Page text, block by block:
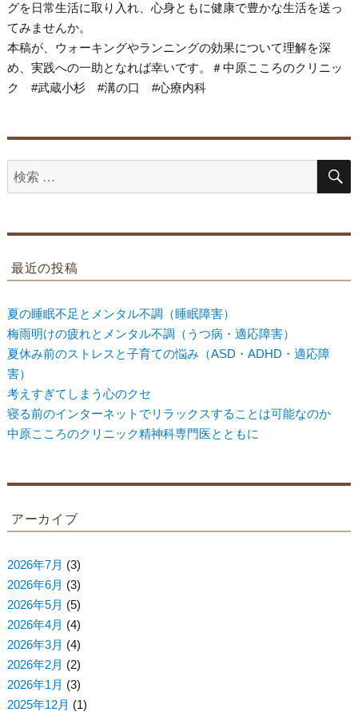
グを日常生活に取り入れ、心身ともに健康で豊かな生活を送っ
てみませんか。
本稿が、ウォーキングやランニングの効果について理解を深
め、実践への一助となれば幸いです。＃中原こころのクリニッ
ク #武蔵小杉 #溝の口 #心療内科
検
最近の投稿
夏の睡眠不足とメンタル不調（睡眠障害）
梅雨明けの疲れとメンタル不調（うつ病・適応障害）
夏休み前のストレスと子育ての悩み（ASD・ADHD・適応障
害）
考えすぎてしまう心のクセ
寝る前のインターネットでリラックスすることは可能なのか
中原こころのクリニック精神科専門医とともに
アーカイブ
2026年7月 (3)
2026年6月 (3)
2026年5月 (5)
2026年4月 (4)
2026年3月 (4)
2026年2月 (2)
2026年1月 (3)
2025年12月 (1)